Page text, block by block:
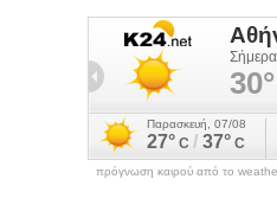
πρόγνωση καιρού από το